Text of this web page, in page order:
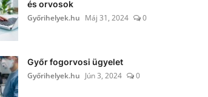
és orvosok
Győrihelyek.hu Máj 31, 2024 0
Győr fogorvosi ügyelet
Győrihelyek.hu Jún 3, 2024 0